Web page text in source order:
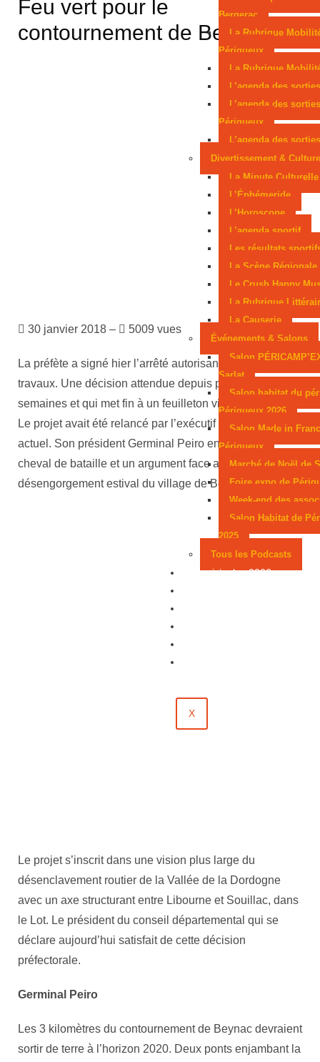
Bergerac
La Rubrique
Périgueux
La Rubrique
L’agenda des
L’agenda des sorties
Périgueux
L’agenda des
Divertissement & Culture
La Minute Culturelle
L’Éphémeride
L’Horoscope
L’agenda sportif
Les résultats
La Scène Régionale
Le Crush Happy
La Rubrique
La Causerie
Événements & Salons
Salon
Sarlat
Salon habitat du
Périgueux 2026
Salon Made in
Périgueux
Marché de Noël de
Foire expo de
Week-end des
Salon Habitat de
2025
Tous les Podcasts
Municipales 2026
X
Périgourdin en lice aux Mondiaux juniors
Sarlat, parmi les cités médiévales préférées des
Feu vert pour le
contournement de Beynac
30 janvier 2018 – 5009 vues
La préfète a signé hier l’arrêté autorisant le début des
travaux. Une décision attendue depuis plusieurs
semaines et qui met fin à un feuilleton vieux de 30 ans.
Le projet avait été relancé par l’exécutif départemental
actuel. Son président Germinal Peiro en a fait son
cheval de bataille et un argument face au
désengorgement estival du village de Beynac.
Le projet s’inscrit dans une vision plus large du
désenclavement routier de la Vallée de la Dordogne
avec un axe structurant entre Libourne et Souillac, dans
le Lot. Le président du conseil départemental qui se
déclare aujourd’hui satisfait de cette décision
préfectorale.
Germinal Peiro
Les 3 kilomètres du contournement de Beynac devraient
sortir de terre à l’horizon 2020. Deux ponts enjambant la